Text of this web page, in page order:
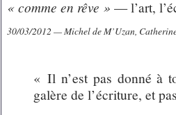
« comme en rêve » — l’art,
30/03/2012 — Michel de M’Uzan,
« Il n’est pas donné à
galère de l’écriture, et